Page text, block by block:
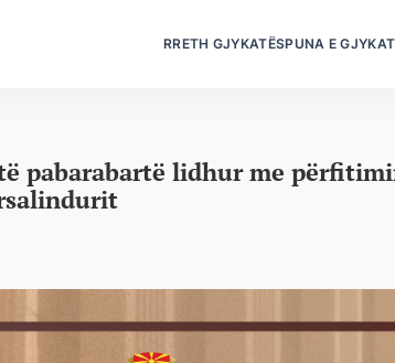
RRETH GJYKATËSPUNA E
pabarabartë lidhur me